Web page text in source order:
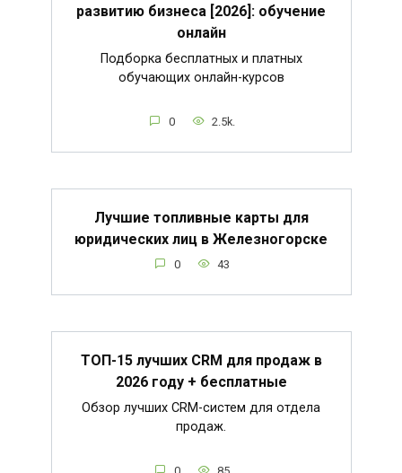
развитию бизнеса [2026]: обучение
онлайн
Подборка бесплатных и платных
обучающих онлайн-курсов
0 2.5k.
Лучшие топливные карты для
юридических лиц в Железногорске
0 43
ТОП-15 лучших CRM для продаж в
2026 году + бесплатные
Обзор лучших CRM-систем для отдела
продаж.